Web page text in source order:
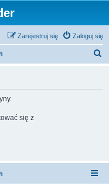
Zaloguj się
Zarejestruj się
się z